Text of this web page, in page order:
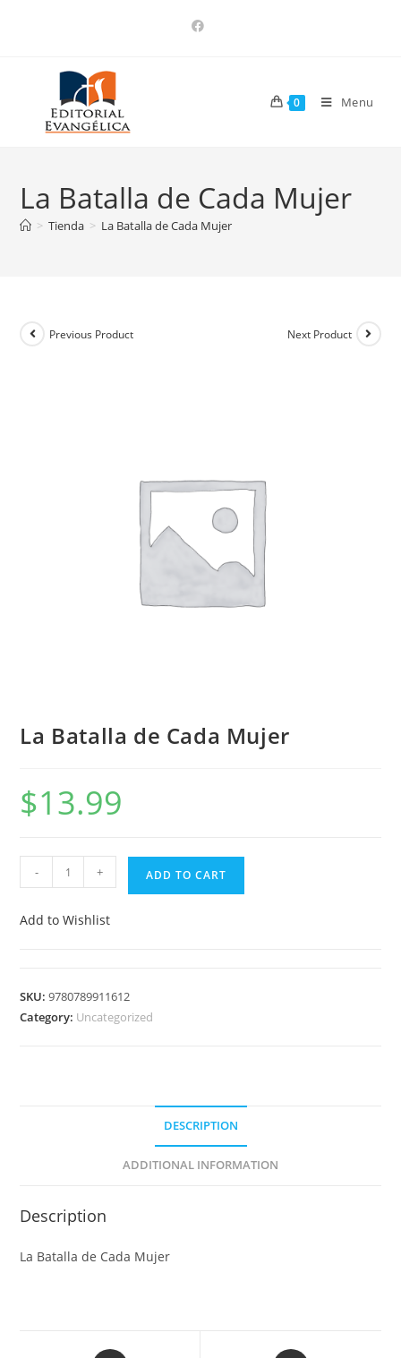
0 Menu
La Batalla de Cada Mujer
> Tienda > La Batalla de Cada Mujer
Previous Product Next Product
La Batalla de Cada Mujer
$13.99
- + ADD TO CART
Add to Wishlist
SKU:9780789911612
Category: Uncategorized
DESCRIPTION
ADDITIONAL INFORMATION
Description
La Batalla de Cada Mujer